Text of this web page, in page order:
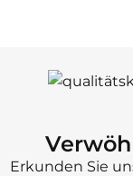
Erkunden Sie